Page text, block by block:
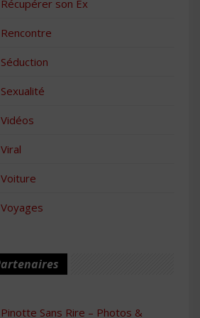
Récupérer son Ex
Rencontre
Séduction
Sexualité
Vidéos
Viral
Voiture
Voyages
Pinotte Sans Rire – Photos &